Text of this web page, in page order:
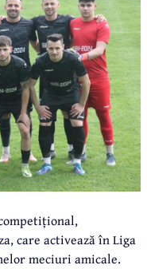
care activează în Liga
meciuri amicale.